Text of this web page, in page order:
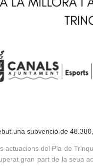
una subvenció de
actuacions del Pla de
gran part de la seua